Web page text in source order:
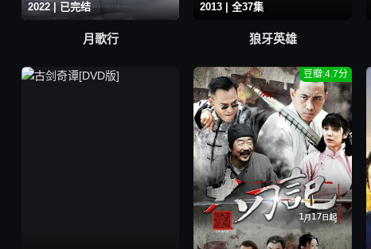
2022 | 已完结
月歌行
2013 | 全37集
狼牙英雄
豆瓣:4.7分